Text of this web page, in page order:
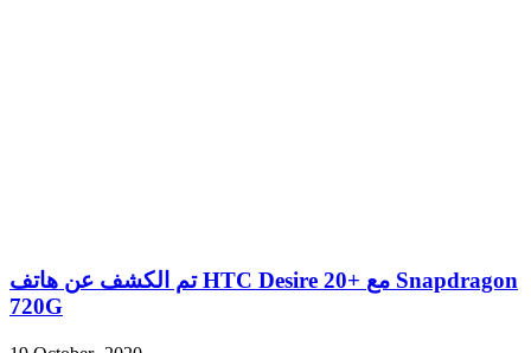
تم الكشف عن هاتف HTC Desire 20+ مع Snapdragon
720G